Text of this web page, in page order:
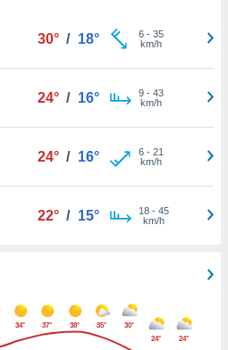
30° / 18° 6- 35
km/h
24° / 16° 9- 43
km/h
24° / 16° 6- 21
km/h
22° / 15° 18- 45
km/h
34° 37° 38° 35°
30°
24°
24°